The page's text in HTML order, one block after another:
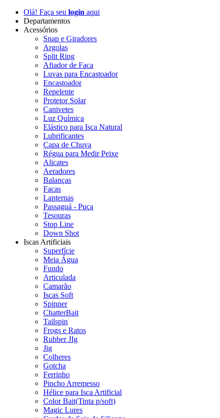
Olá! Faça seu login aqui
Departamentos
Acessórios
Snap e Giradores
Argolas
Split Ring
Afiador de Faca
Luvas para Encastoador
Encastoador
Repelente
Protetor Solar
Canivetes
Luz Química
Elástico para Isca Natural
Lubrificantes
Capa de Chuva
Régua para Medir Peixe
Alicates
Aeradores
Balanças
Facas
Lanternas
Passaguá - Puça
Tesouras
Stop Line
Down Shot
Iscas Artificiais
Superfície
Meia Água
Fundo
Articulada
Camarão
Iscas Soft
Spinner
ChatterBait
Tailspin
Frogs e Ratos
Rubber JIg
Jig
Colheres
Gotcha
Ferrinho
Pincho Arremesso
Hélice para Isca Artificial
Color Bait(Tinta p/soft)
Magic Lures